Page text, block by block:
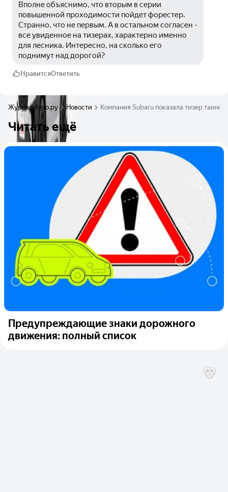
Вполне объяснимо, что вторым в серии
повышенной проходимости пойдет форестер.
Странно, что не первым. А в остальном согласен -
все увиденное на тизерах, характерно именно
для лесника. Интересно, на сколько его
поднимут над дорогой?
НравитсяОтветить
Журнал Авто.ру Новости Компания Subaru показала тизер
Читать ещё
Предупреждающие знаки дорожного
движения: полный список